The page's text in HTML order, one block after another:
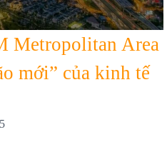
Metropolitan Area
mới” của kinh tế